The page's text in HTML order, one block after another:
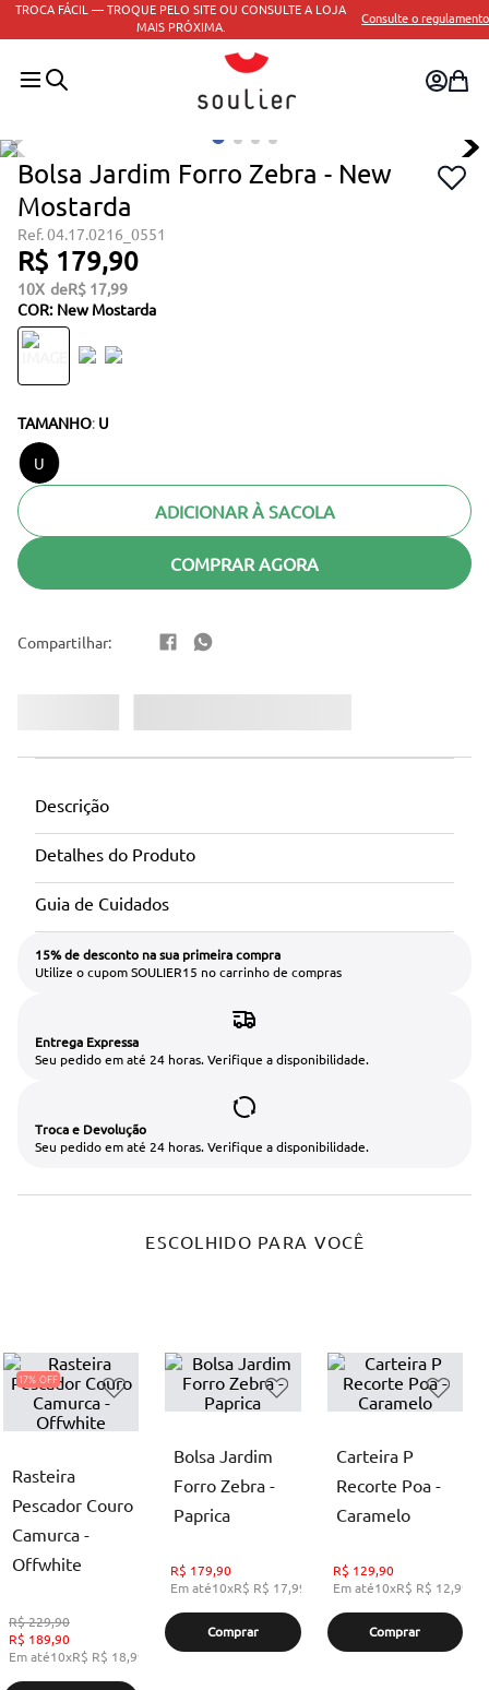
TROCA FÁCIL — TROQUE PELO SITE OU CONSULTE A LOJA
MAIS PRÓXIMA.
Consulte o regulamento
Bolsa Jardim Forro Zebra - New
Mostarda
04.17.0216_0551
R$ 179,90
10 R$ 17,99
COR: New Mostarda
TAMANHO: U
U
ADICIONAR À SACOLA
COMPRAR AGORA
Descrição
Detalhes do Produto
Guia de Cuidados
15% de desconto na sua primeira compra
Utilize o cupom SOULIER15 no carrinho de compras
Entrega Expressa
Seu pedido em até 24 horas. Verifique a disponibilidade.
Troca e Devolução
Seu pedido em até 24 horas. Verifique a disponibilidade.
ESCOLHIDO PARA VOCÊ
17%
Rasteira
Pescador Couro
Camurca -
Offwhite
R$229,90
R$ 189,90
Em até10xR$ R$ 18,99 sem juros
Bolsa Jardim
Forro Zebra -
Paprica
R$ 179,90
Em até10xR$ R$ 17,99 sem juros
Comprar
Carteira P
Recorte Poa -
Caramelo
R$ 129,90
Em até10xR$ R$ 12,99
Comprar